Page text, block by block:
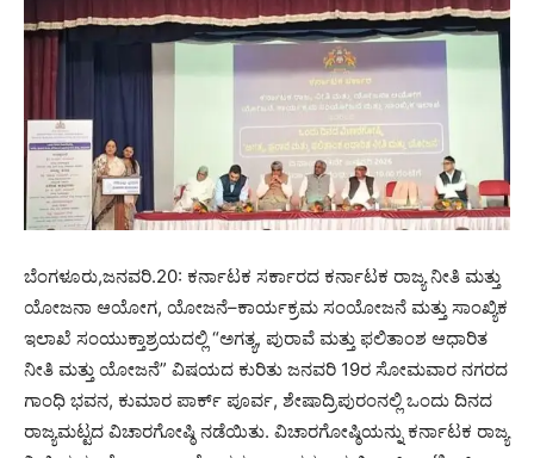
ಬೆಂಗಳೂರು,ಜನವರಿ.20: ಕರ್ನಾಟಕ ಸರ್ಕಾರದ ಕರ್ನಾಟಕ ರಾಜ್ಯ ನೀತಿ ಮತ್ತು
ಯೋಜನಾ ಆಯೋಗ, ಯೋಜನೆ–ಕಾರ್ಯಕ್ರಮ ಸಂಯೋಜನೆ ಮತ್ತು ಸಾಂಖ್ಯಿಕ
ಇಲಾಖೆ ಸಂಯುಕ್ತಾಶ್ರಯದಲ್ಲಿ “ಅಗತ್ಯ, ಪುರಾವೆ ಮತ್ತು ಫಲಿತಾಂಶ ಆಧಾರಿತ
ನೀತಿ ಮತ್ತು ಯೋಜನೆ” ವಿಷಯದ ಕುರಿತು ಜನವರಿ 19ರ ಸೋಮವಾರ ನಗರದ
ಗಾಂಧಿ ಭವನ, ಕುಮಾರ ಪಾರ್ಕ್ ಪೂರ್ವ, ಶೇಷಾದ್ರಿಪುರಂನಲ್ಲಿ ಒಂದು ದಿನದ
ರಾಜ್ಯಮಟ್ಟದ ವಿಚಾರಗೋಷ್ಠಿ ನಡೆಯಿತು. ವಿಚಾರಗೋಷ್ಠಿಯನ್ನು ಕರ್ನಾಟಕ ರಾಜ್ಯ